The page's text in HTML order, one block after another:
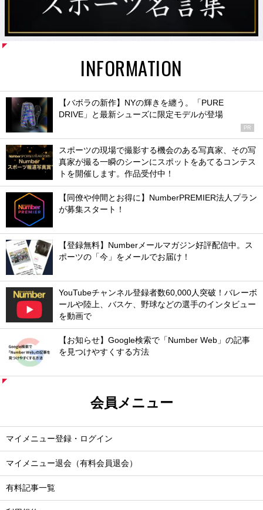
INFORMATION
【バボラの新作】NYの輝きを纏う。「PURE
DRIVE」と最新シューズに限定モデルが登場
PR
スポーツの現場で撮影する機会のある写真家、その写
真家が撮る一瞬のシーンにスポットをあてるコンテス
トを開催します。作品受付中！
【同僚や仲間とお得に】NumberPREMIER法人プラン
が募集スタート！
【登録無料】Numberメールマガジン好評配信中。ス
ポーツの「今」をメールでお届け！
YouTubeチャンネル登録者数60,000人突破！バレーボ
ールや陸上、バスケ、野球などの選手のインタビュー
を動画で
【お知らせ】Google検索で「Number Web」の記事
を見つけやすくする方法
会員メニュー
マイメニュー登録・ログイン
マイメニュー退会（有料会員退会）
有料記事一覧